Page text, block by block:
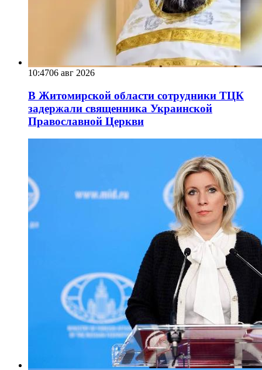
10:4706 авг 2026
В Житомирской области сотрудники ТЦК
задержали священника Украинской
Православной Церкви